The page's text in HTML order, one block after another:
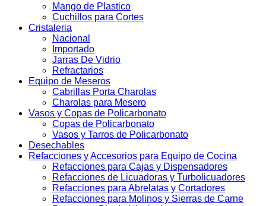
Mango de Plastico
Cuchillos para Cortes
Cristaleria
Nacional
Importado
Jarras De Vidrio
Refractarios
Equipo de Meseros
Cabrillas Porta Charolas
Charolas para Mesero
Vasos y Copas de Policarbonato
Copas de Policarbonato
Vasos y Tarros de Policarbonato
Desechables
Refacciones y Accesorios para Equipo de Cocina
Refacciones para Cajas y Dispensadores
Refacciones de Licuadoras y Turbolicuadores
Refacciones para Abrelatas y Cortadores
Refacciones para Molinos y Sierras de Carne